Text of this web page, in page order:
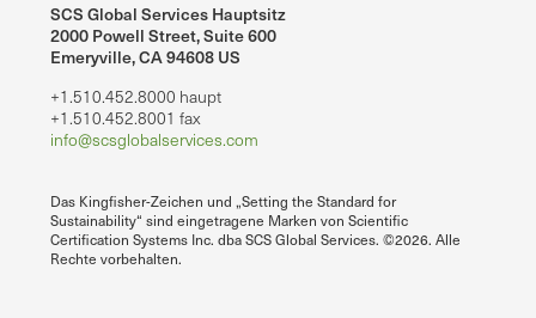
SCS Global Services Hauptsitz
2000 Powell Street, Suite 600
Emeryville, CA 94608 US
+1.510.452.8000 haupt
+1.510.452.8001 fax
info@scsglobalservices.com
Das Kingfisher-Zeichen und „Setting the Standard for
Sustainability“ sind eingetragene Marken von Scientific
Certification Systems Inc. dba SCS Global Services. ©2026. Alle
Rechte vorbehalten.